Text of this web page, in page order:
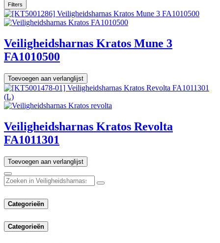
Filters
Veiligheidsharnas Kratos Mune 3
FA1010500
Toevoegen aan verlanglijst
Veiligheidsharnas Kratos Revolta
FA1011301
Toevoegen aan verlanglijst
Categorieën
Categorieën